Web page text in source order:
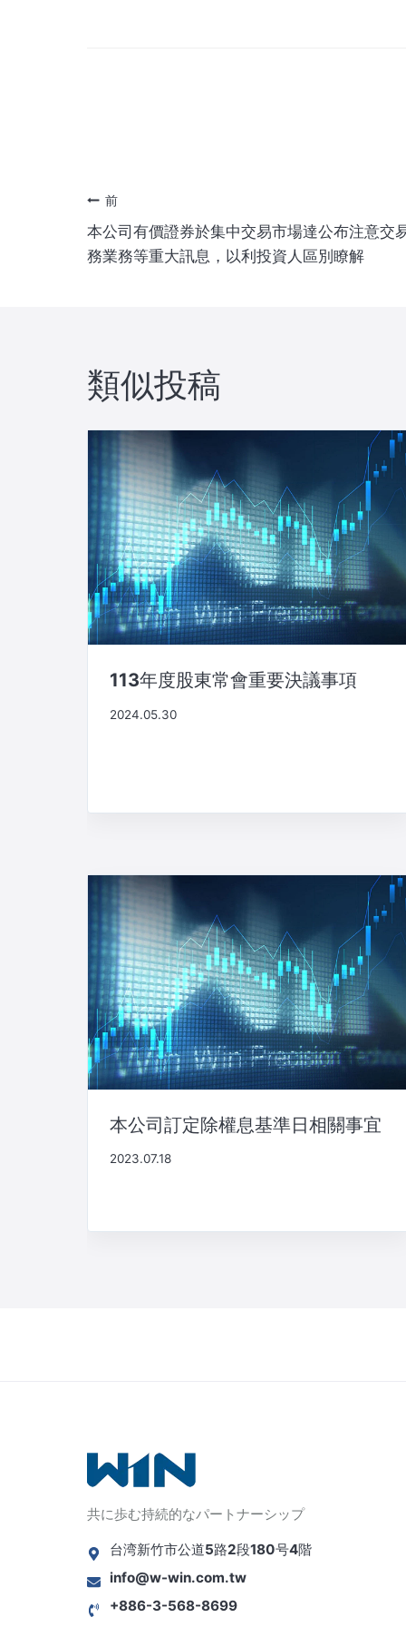
投
稿
ゲ
ー
シ
ョ
ン
前
本公司有價證券於集中交易市場達公布注意交
務業務等重大訊息，以利投資人區別瞭解
類似投稿
113年度股東常會重要決議事項
2024.05.30
本公司訂定除權息基準日相關事宜
2023.07.18
共に歩む持続的なパートナーシップ
台湾新竹市公道5路2段180号4階
info@w-win.com.tw
+886-3-568-8699